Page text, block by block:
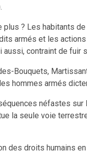
? Les habitants
armés et les
contraint de
Bouquets,
hommes armés
néfastes
la seule voie
des droits humains